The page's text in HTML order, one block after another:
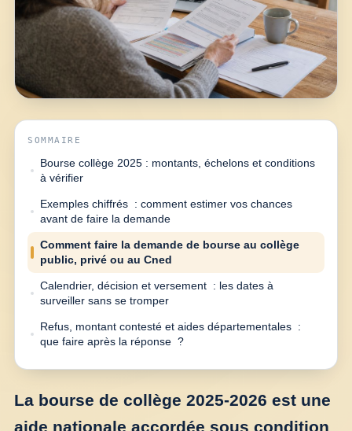
SOMMAIRE
Bourse collège 2025 : montants, échelons et conditions
à vérifier
Exemples chiffrés : comment estimer vos chances
avant de faire la demande
Comment faire la demande de bourse au collège
public, privé ou au Cned
Calendrier, décision et versement : les dates à
surveiller sans se tromper
Refus, montant contesté et aides départementales :
que faire après la réponse ?
La bourse de collège 2025-2026 est une
aide nationale accordée sous condition